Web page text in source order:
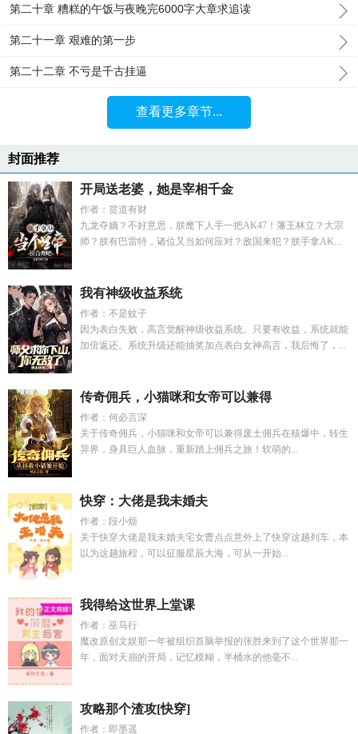
第二十章 糟糕的午饭与夜晚完6000字大章求追读
第二十一章 艰难的第一步
第二十二章 不亏是千古挂逼
查看更多章节...
封面推荐
开局送老婆，她是宰相千金
作者：贫道有财
九龙夺嫡？不好意思，朕麾下人手一把AK47！藩王林立？大宗
师？朕有巴雷特，诸位又当如何应对？敌国来犯？朕手拿AK...
我有神级收益系统
作者：不是蚊子
因为表白失败，高言觉醒神级收益系统。只要有收益，系统就能
加倍返还。系统升级还能抽奖加点表白女神高言，我后悔了，...
传奇佣兵，小猫咪和女帝可以兼得
作者：何必言深
关于传奇佣兵，小猫咪和女帝可以兼得废土佣兵在核爆中，转生
异界，身具巨人血脉，重新踏上佣兵之旅！软萌的...
快穿：大佬是我未婚夫
作者：段小烦
关于快穿大佬是我未婚夫宅女曹点点意外上了快穿这趟列车，本
以为这趟旅程，可以征服星辰大海，可从一开始...
我得给这世界上堂课
作者：巫马行
魔改原创文娱那一年被组织首脑举报的张胜来到了这个世界那一
年，面对天崩的开局，记忆模糊，半桶水的他毫不...
攻略那个渣攻[快穿]
作者：即墨遥